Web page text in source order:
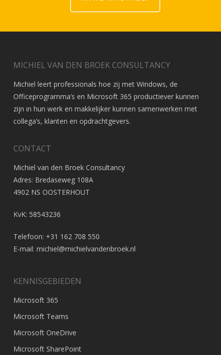
MICHIEL VAN DEN BROEK CONSULTANCY
Michiel leert professionals hoe zij met Windows, de
Officeprogramma’s en Microsoft 365 productiever kunnen
zijn in hun werk en makkelijker kunnen samenwerken met
collega’s, klanten en opdrachtgevers.
CONTACT
Michiel van den Broek Consultancy
Adres: Bredaseweg 108A
4902 NS OOSTERHOUT
KvK: 58543236
Telefoon: +31 162 708 550
E-mail: michiel@michielvandenbroek.nl
KENNISGEBIEDEN
Microsoft 365
Microsoft Teams
Microsoft OneDrive
Microsoft SharePoint